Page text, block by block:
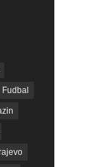
Fudbal